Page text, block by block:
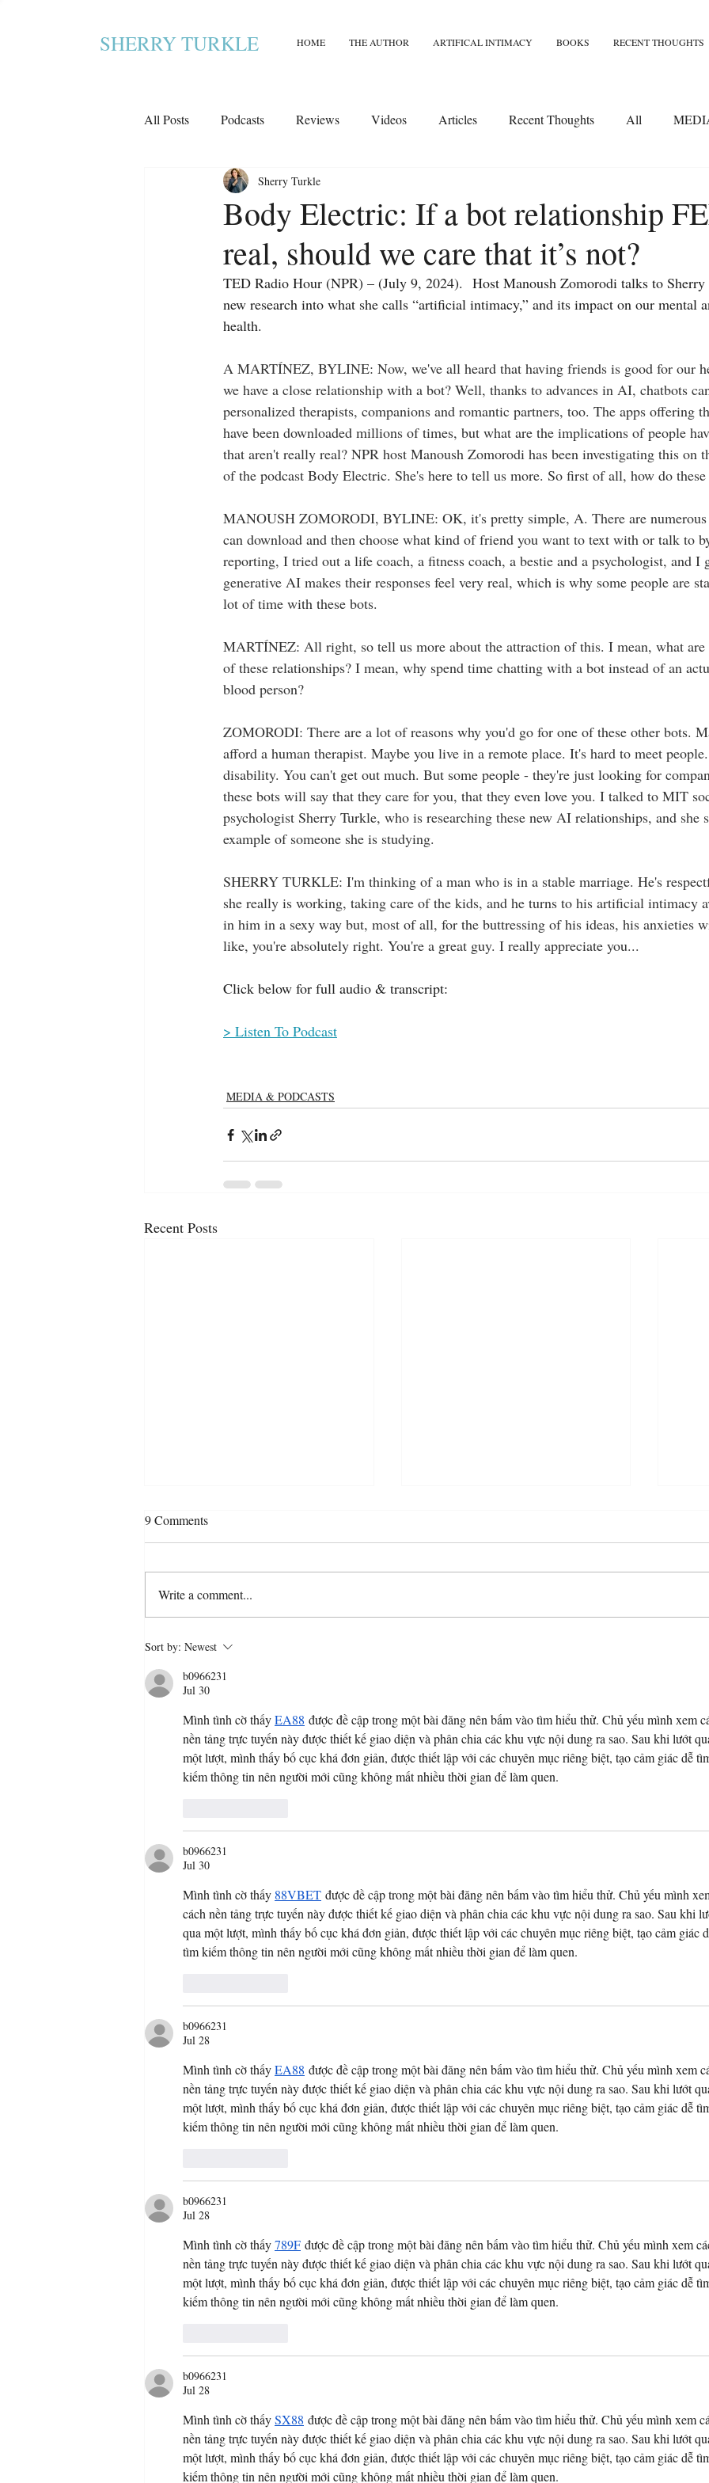
SHERRY TURKLE HOME THE AUTHOR ARTIFICAL INTIMACY BOOKS RECENT THOUGHTS
All Posts Podcasts Reviews Videos Articles Recent Thoughts All
Body Electric: If a bot relationship
real, should we care that it’s not?
Sherry Turkle
TED Radio Hour (NPR) – (July 9, 2024).  Host Manoush Zomorodi talks to
new research into what she calls “artificial intimacy,” and its impact on our mental
health.
A MARTÍNEZ, BYLINE: Now, we've all heard that having friends is good for our
we have a close relationship with a bot? Well, thanks to advances in AI, chatbots
personalized therapists, companions and romantic partners, too. The apps offering
have been downloaded millions of times, but what are the implications of people
that aren't really real? NPR host Manoush Zomorodi has been investigating this on
of the podcast Body Electric. She's here to tell us more. So first of all, how do
MANOUSH ZOMORODI, BYLINE: OK, it's pretty simple, A. There are numerous
can download and then choose what kind of friend you want to text with or talk to
reporting, I tried out a life coach, a fitness coach, a bestie and a psychologist, and I
generative AI makes their responses feel very real, which is why some people are
lot of time with these bots.
MARTÍNEZ: All right, so tell us more about the attraction of this. I mean, what are
of these relationships? I mean, why spend time chatting with a bot instead of an
blood person?
ZOMORODI: There are a lot of reasons why you'd go for one of these other bots.
afford a human therapist. Maybe you live in a remote place. It's hard to meet
disability. You can't get out much. But some people - they're just looking for
these bots will say that they care for you, that they even love you. I talked to MIT
psychologist Sherry Turkle, who is researching these new AI relationships, and she
example of someone she is studying.
SHERRY TURKLE: I'm thinking of a man who is in a stable marriage. He's
she really is working, taking care of the kids, and he turns to his artificial intimacy
in him in a sexy way but, most of all, for the buttressing of his ideas, his anxieties
like, you're absolutely right. You're a great guy. I really appreciate you...
Click below for full audio & transcript:
> Listen To Podcast
MEDIA & PODCASTS
Recent Posts
Can AI companionship cure
9 Comments
Write a comment...
Sort by: Newest
b0966231
Jul 30
Mình tình cờ thấy EA88 được đề cập trong một bài đăng nên bấm vào tìm hiểu thử. Chủ yếu mình xem
nền tảng trực tuyến này được thiết kế giao diện và phân chia các khu vực nội dung ra sao. Sau khi lướt
một lượt, mình thấy bố cục khá đơn giản, được thiết lập với các chuyên mục riêng biệt, tạo cảm giác dễ
kiếm thông tin nên người mới cũng không mất nhiều thời gian để làm quen.
b0966231
Jul 30
Mình tình cờ thấy 88VBET được đề cập trong một bài đăng nên bấm vào tìm hiểu thử. Chủ yếu mình
cách nền tảng trực tuyến này được thiết kế giao diện và phân chia các khu vực nội dung ra sao. Sau khi
qua một lượt, mình thấy bố cục khá đơn giản, được thiết lập với các chuyên mục riêng biệt, tạo cảm giác
tìm kiếm thông tin nên người mới cũng không mất nhiều thời gian để làm quen.
b0966231
Jul 28
Mình tình cờ thấy EA88 được đề cập trong một bài đăng nên bấm vào tìm hiểu thử. Chủ yếu mình xem
nền tảng trực tuyến này được thiết kế giao diện và phân chia các khu vực nội dung ra sao. Sau khi lướt
một lượt, mình thấy bố cục khá đơn giản, được thiết lập với các chuyên mục riêng biệt, tạo cảm giác dễ
kiếm thông tin nên người mới cũng không mất nhiều thời gian để làm quen.
b0966231
Jul 28
Mình tình cờ thấy 789F được đề cập trong một bài đăng nên bấm vào tìm hiểu thử. Chủ yếu mình xem
nền tảng trực tuyến này được thiết kế giao diện và phân chia các khu vực nội dung ra sao. Sau khi lướt
một lượt, mình thấy bố cục khá đơn giản, được thiết lập với các chuyên mục riêng biệt, tạo cảm giác dễ
kiếm thông tin nên người mới cũng không mất nhiều thời gian để làm quen.
b0966231
Jul 28
Mình tình cờ thấy SX88 được đề cập trong một bài đăng nên bấm vào tìm hiểu thử. Chủ yếu mình xem
nền tảng trực tuyến này được thiết kế giao diện và phân chia các khu vực nội dung ra sao. Sau khi lướt
một lượt, mình thấy bố cục khá đơn giản, được thiết lập với các chuyên mục riêng biệt, tạo cảm giác dễ
kiếm thông tin nên người mới cũng không mất nhiều thời gian để làm quen.